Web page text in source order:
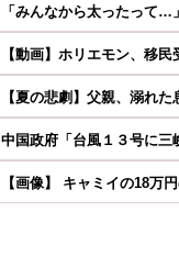
「みんなから太ったって
【動画】ホリエモン、移
【夏の悲劇】父親、溺れ
中国政府「台風１３号に
【画像】 キャミイの18万